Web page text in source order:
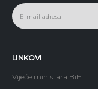
LINKOVI
Vijeće ministara BiH